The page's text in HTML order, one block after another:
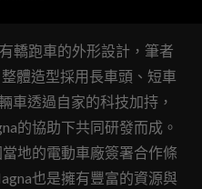
轎跑車的外形設計，筆者
體造型採用長車頭、短車
車透過自家的科技加持，
的協助下共同研發而成。
地的電動車廠簽署合作條
也是擁有豐富的資源與